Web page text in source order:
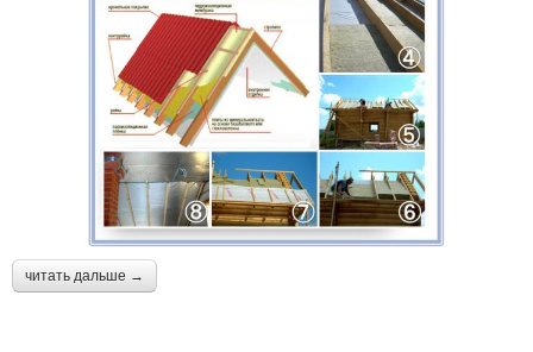
читать дальше →